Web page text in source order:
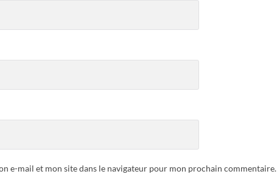
e-mail et mon site dans le navigateur pour mon prochain commentaire.